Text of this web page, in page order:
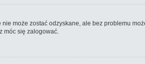
może zostać odzyskane, ale bez problemu
móc się zalogować.